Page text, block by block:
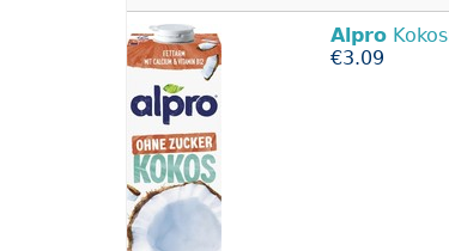
Alpro
€3.09